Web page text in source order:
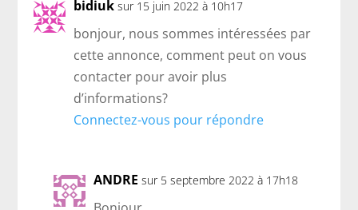
bidiuk sur 15 juin 2022 à 10h17
bonjour, nous sommes intéressées par
cette annonce, comment peut on vous
contacter pour avoir plus
d’informations?
Connectez-vous pour répondre
ANDRE sur 5 septembre 2022 à 17h18